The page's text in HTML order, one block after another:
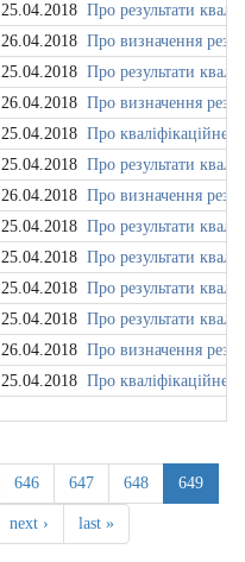
25.04.2018 Про результати
26.04.2018 Про визначення
25.04.2018 Про результати
26.04.2018 Про визначення
25.04.2018 Про кваліфікаційне
25.04.2018 Про результати
26.04.2018 Про визначення
25.04.2018 Про результати
25.04.2018 Про результати
25.04.2018 Про результати
25.04.2018 Про результати
26.04.2018 Про визначення
25.04.2018 Про кваліфікаційне
646 647 648 649
next › last »